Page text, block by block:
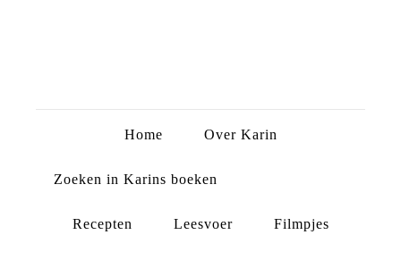
Home Over Karin
Zoeken in Karins boeken
Recepten Leesvoer Filmpjes